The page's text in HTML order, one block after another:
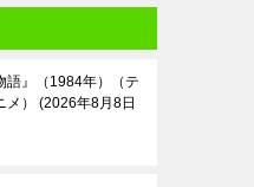
語』（1984年）（テ
）
2026年8月8日